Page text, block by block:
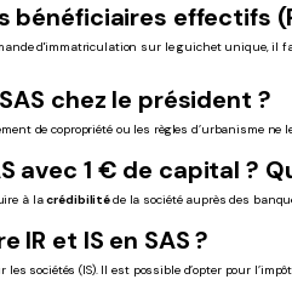
bénéficiaires effectifs
d'immatriculation sur le guichet unique, il
chez le président ?
de copropriété ou les règles d’urbanisme
avec 1 € de capital ?
à lacrédibilitéde la société auprès des
IR et IS en SAS ?
les sociétés (IS). Il est possible d’opter pour